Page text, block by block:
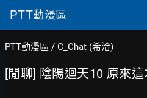
PTT動漫區
PTT動漫區 / C_Chat (希洽)
[閒聊] 陰陽迴天10 原來